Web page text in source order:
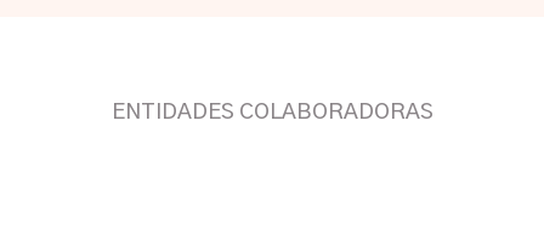
ENTIDADES COLABORADORAS